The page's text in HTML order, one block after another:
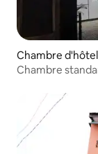
Chambre
Chambre